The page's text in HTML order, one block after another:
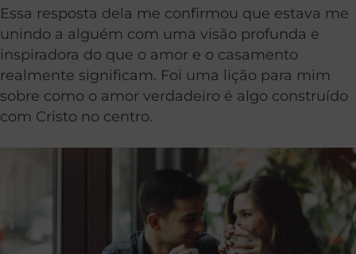
Essa resposta dela me confirmou que estava me
unindo a alguém com uma visão profunda e
inspiradora do que o amor e o casamento
realmente significam. Foi uma lição para mim
sobre como o amor verdadeiro é algo construído
com Cristo no centro.